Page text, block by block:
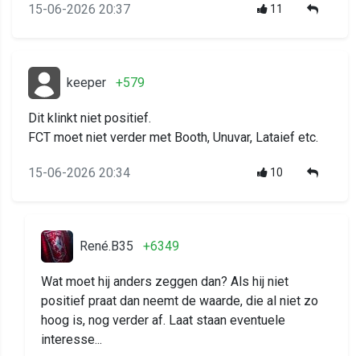
15-06-2026 20:37 11
keeper +579
Dit klinkt niet positief.
FCT moet niet verder met Booth, Unuvar, Lataief etc.
15-06-2026 20:34 10
René.B35 +6349
Wat moet hij anders zeggen dan? Als hij niet
positief praat dan neemt de waarde, die al niet zo
hoog is, nog verder af. Laat staan eventuele
interesse...